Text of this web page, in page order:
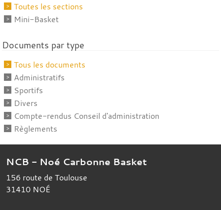
Toutes les sections
Mini-Basket
Documents par type
Tous les documents
Administratifs
Sportifs
Divers
Compte-rendus Conseil d'administration
Règlements
NCB - Noé Carbonne Basket
156 route de Toulouse
31410 NOÉ